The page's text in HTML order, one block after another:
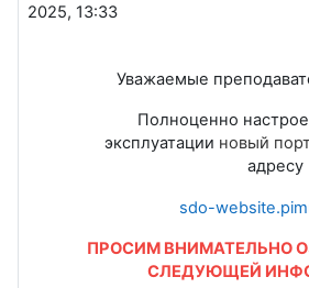
2025, 13:33
Уважаемые
Полноценно
эксплуатации новый
адресу
sdo-
ПРОСИМ ВНИМАТЕЛЬНО
СЛЕДУЮЩЕЙ